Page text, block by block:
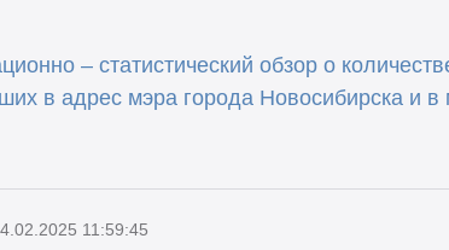
– статистический обзор о
в адрес мэра города Новосибирска и
11:59:45